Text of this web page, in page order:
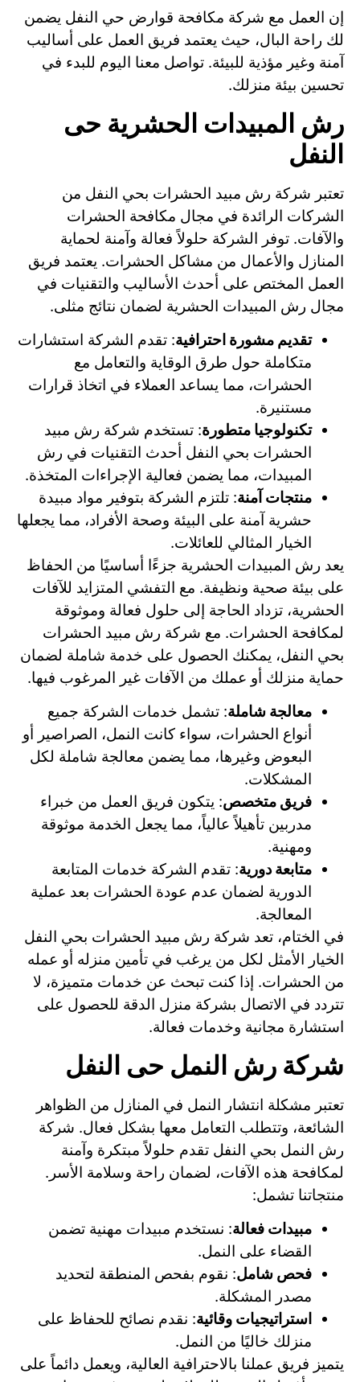
إن العمل مع شركة مكافحة قوارض حي النفل يضمن
لك راحة البال، حيث يعتمد فريق العمل على أساليب
آمنة وغير مؤذية للبيئة. تواصل معنا اليوم للبدء في
تحسين بيئة منزلك.
رش المبيدات الحشرية حى
النفل
تعتبر شركة رش مبيد الحشرات بحي النفل من
الشركات الرائدة في مجال مكافحة الحشرات
والآفات. توفر الشركة حلولاً فعالة وآمنة لحماية
المنازل والأعمال من مشاكل الحشرات. يعتمد فريق
العمل المختص على أحدث الأساليب والتقنيات في
مجال رش المبيدات الحشرية لضمان نتائج مثلى.
تقديم مشورة احترافية: تقدم الشركة استشارات
متكاملة حول طرق الوقاية والتعامل مع
الحشرات، مما يساعد العملاء في اتخاذ قرارات
مستنيرة.
تكنولوجيا متطورة: تستخدم شركة رش مبيد
الحشرات بحي النفل أحدث التقنيات في رش
المبيدات، مما يضمن فعالية الإجراءات المتخذة.
منتجات آمنة: تلتزم الشركة بتوفير مواد مبيدة
حشرية آمنة على البيئة وصحة الأفراد، مما يجعلها
الخيار المثالي للعائلات.
يعد رش المبيدات الحشرية جزءًا أساسيًا من الحفاظ
على بيئة صحية ونظيفة. مع التفشي المتزايد للآفات
الحشرية، تزداد الحاجة إلى حلول فعالة وموثوقة
لمكافحة الحشرات. مع شركة رش مبيد الحشرات
بحي النفل، يمكنك الحصول على خدمة شاملة لضمان
حماية منزلك أو عملك من الآفات غير المرغوب فيها.
معالجة شاملة: تشمل خدمات الشركة جميع
أنواع الحشرات، سواء كانت النمل، الصراصير أو
البعوض وغيرها، مما يضمن معالجة شاملة لكل
المشكلات.
فريق متخصص: يتكون فريق العمل من خبراء
مدربين تأهيلاً عالياً، مما يجعل الخدمة موثوقة
ومهنية.
متابعة دورية: تقدم الشركة خدمات المتابعة
الدورية لضمان عدم عودة الحشرات بعد عملية
المعالجة.
في الختام، تعد شركة رش مبيد الحشرات بحي النفل
الخيار الأمثل لكل من يرغب في تأمين منزله أو عمله
من الحشرات. إذا كنت تبحث عن خدمات متميزة، لا
تتردد في الاتصال بشركة منزل الدقة للحصول على
استشارة مجانية وخدمات فعالة.
شركة رش النمل حى النفل
تعتبر مشكلة انتشار النمل في المنازل من الظواهر
الشائعة، وتتطلب التعامل معها بشكل فعال. شركة
رش النمل بحي النفل تقدم حلولاً مبتكرة وآمنة
لمكافحة هذه الآفات، لضمان راحة وسلامة الأسر.
منتجاتنا تشمل:
مبيدات فعالة: نستخدم مبيدات مهنية تضمن
القضاء على النمل.
فحص شامل: نقوم بفحص المنطقة لتحديد
مصدر المشكلة.
استراتيجيات وقائية: نقدم نصائح للحفاظ على
منزلك خاليًا من النمل.
يتميز فريق عملنا بالاحترافية العالية، ويعمل دائماً على